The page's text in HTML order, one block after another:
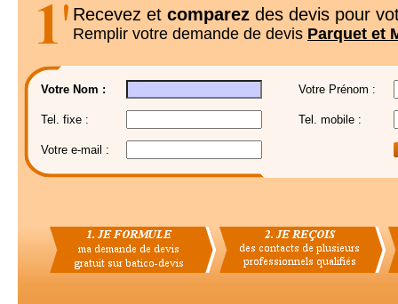
Recevez et comparez des devis pour
Remplir votre demande de devis Parquet et
Votre Nom : Votre Prénom :
Tel. fixe : Tel. mobile :
Votre e-mail :